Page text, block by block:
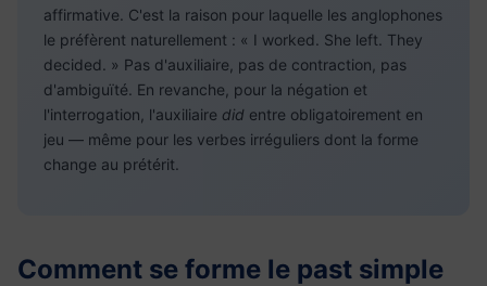
affirmative. C'est la raison pour laquelle les anglophones
le préfèrent naturellement : « I worked. She left. They
decided. » Pas d'auxiliaire, pas de contraction, pas
d'ambiguïté. En revanche, pour la négation et
l'interrogation, l'auxiliaire did entre obligatoirement en
jeu — même pour les verbes irréguliers dont la forme
change au prétérit.
Comment se forme le past simple